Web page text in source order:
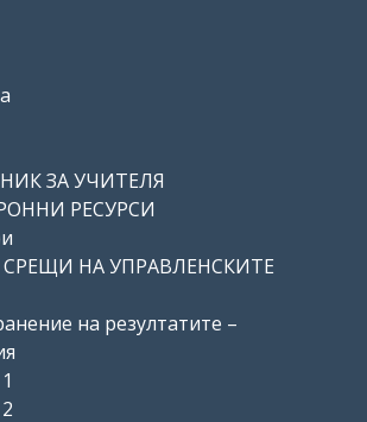
ЗА УЧИТЕЛЯ
РЕСУРСИ
НА УПРАВЛЕНСКИТЕ
на резултатите –